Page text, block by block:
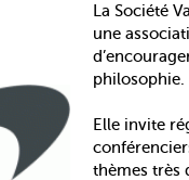
La Société
une
philosophie.
Elle invite
thèmes très